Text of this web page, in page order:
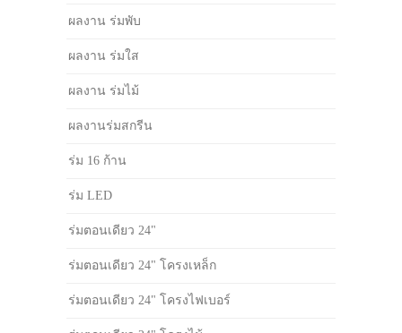
ผลงาน ร่มพับ
ผลงาน ร่มใส
ผลงาน ร่มไม้
ผลงานร่มสกรีน
ร่ม 16 ก้าน
ร่ม LED
ร่มตอนเดียว 24"
ร่มตอนเดียว 24" โครงเหล็ก
ร่มตอนเดียว 24" โครงไฟเบอร์